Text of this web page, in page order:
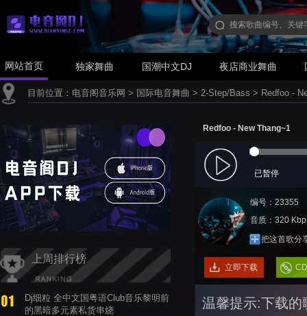
网站首页 独家舞曲 国潮中文DJ 夜店商业舞曲
目前位置： 电音阁音乐网 > 国际电音舞曲 > 2-Step/Bass > Redfoo -
上周排行榜
Dj细粒 全中文国粤语Club音乐黎明前
的黑暗多元素私货串烧
Redfoo - New Thang~1
已暂停
编号：23355
音质：320
把这首歌分
立即下载
温馨提示:下载的